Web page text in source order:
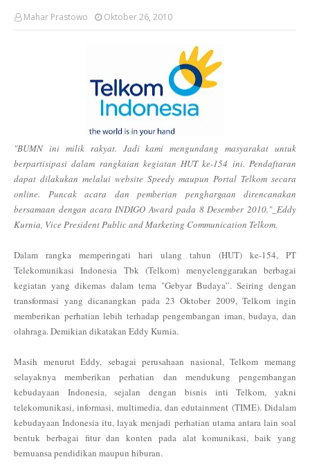
Mahar Prastowo Oktober 26, 2010
"BUMN ini milik rakyat. Jadi kami mengundang masyarakat untuk
berpartisipasi dalam rangkaian kegiatan HUT ke-154 ini. Pendaftaran
dapat dilakukan melalui website Speedy maupun Portal Telkom secara
online. Puncak acara dan pemberian penghargaan direncanakan
bersamaan dengan acara INDIGO Award pada 8 Desember 2010."_Eddy
Kurnia, Vice President Public and Marketing Communication Telkom.
Dalam rangka memperingati hari ulang tahun (HUT) ke-154, PT
Telekomunikasi Indonesia Tbk (Telkom) menyelenggarakan berbagai
kegiatan yang dikemas dalam tema "Gebyar Budaya”. Seiring dengan
transformasi yang dicanangkan pada 23 Oktober 2009, Telkom ingin
memberikan perhatian lebih terhadap pengembangan iman, budaya, dan
olahraga. Demikian dikatakan Eddy Kurnia.
Masih menurut Eddy, sebagai perusahaan nasional, Telkom memang
selayaknya memberikan perhatian dan mendukung pengembangan
kebudayaan Indonesia, sejalan dengan bisnis inti Telkom, yakni
telekomunikasi, informasi, multimedia, dan edutainment (TIME). Didalam
kebudayaan Indonesia itu, layak menjadi perhatian utama antara lain soal
bentuk berbagai fitur dan konten pada alat komunikasi, baik yang
bernuansa pendidikan maupun hiburan.